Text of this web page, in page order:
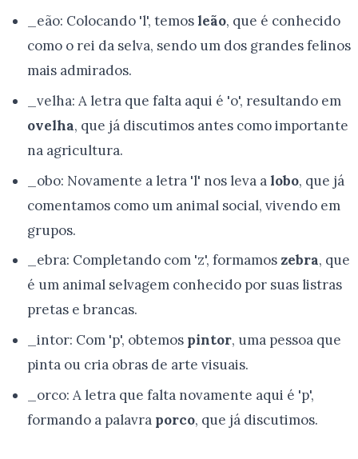
_eão: Colocando 'l', temos leão, que é conhecido
como o rei da selva, sendo um dos grandes felinos
mais admirados.
_velha: A letra que falta aqui é 'o', resultando em
ovelha, que já discutimos antes como importante
na agricultura.
_obo: Novamente a letra 'l' nos leva a lobo, que já
comentamos como um animal social, vivendo em
grupos.
_ebra: Completando com 'z', formamos zebra, que
é um animal selvagem conhecido por suas listras
pretas e brancas.
_intor: Com 'p', obtemos pintor, uma pessoa que
pinta ou cria obras de arte visuais.
_orco: A letra que falta novamente aqui é 'p',
formando a palavra porco, que já discutimos.